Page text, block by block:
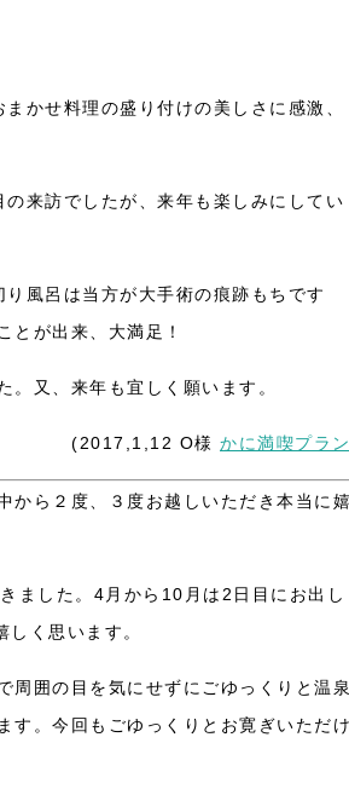
かせ料理の盛り付けの美しさに感激、
来訪でしたが、来年も楽しみにしてい
風呂は当方が大手術の痕跡もちです
とが出来、大満足！
又、来年も宜しく願います。
(2017,1,12 O様 かに満喫プラン
から２度、３度お越しいただき本当に嬉
ました。4月から10月は2日目にお出し
く思います。
周囲の目を気にせずにごゆっくりと温泉
す。今回もごゆっくりとお寛ぎいただけ